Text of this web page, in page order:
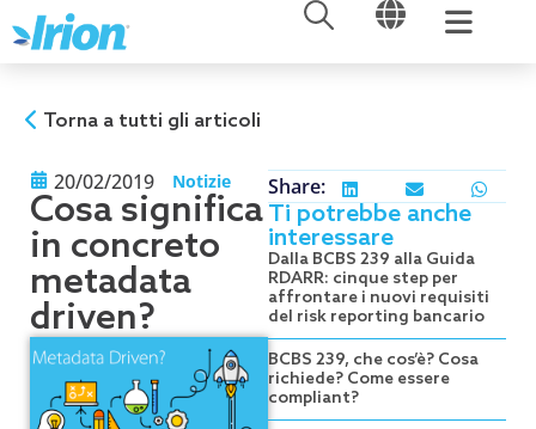
al
contenuto
APRI APRI
Torna a tutti gli articoli
20/02/2019 Notizie
Cosa significa
in concreto
metadata
driven?
Share:
Ti potrebbe anche
interessare
Dalla BCBS 239 alla Guida
RDARR: cinque step per
affrontare i nuovi requisiti
del risk reporting bancario
BCBS 239, che cos’è? Cosa
richiede? Come essere
compliant?